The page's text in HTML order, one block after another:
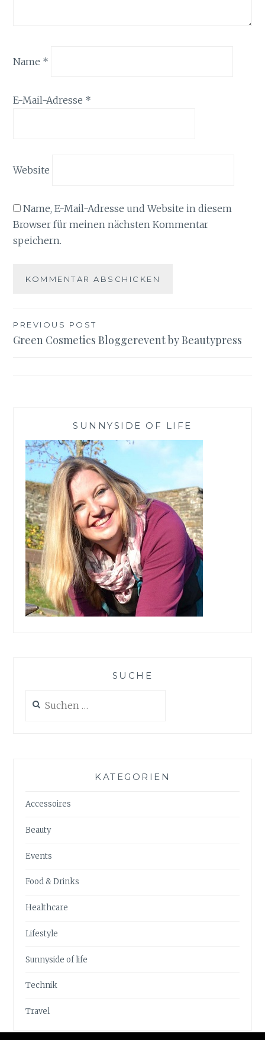
Name *
E-Mail-Adresse *
Website
Name, E-Mail-Adresse und Website in diesem
Browser für meinen nächsten Kommentar
speichern.
Beitragsnavigation
PREVIOUS POST
Green Cosmetics Bloggerevent by Beautypress
SUNNYSIDE OF LIFE
SUCHE
nach:
KATEGORIEN
Accessoires
Beauty
Events
Food & Drinks
Healthcare
Lifestyle
Sunnyside of life
Technik
Travel